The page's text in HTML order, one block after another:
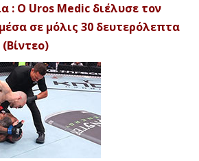
: Ο Uros Medic διέλυσε τον
σε μόλις 30 δευτερόλεπτα